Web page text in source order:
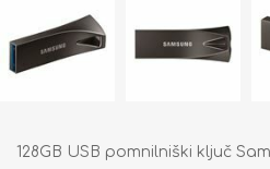
128GB USB pomnilniški ključ